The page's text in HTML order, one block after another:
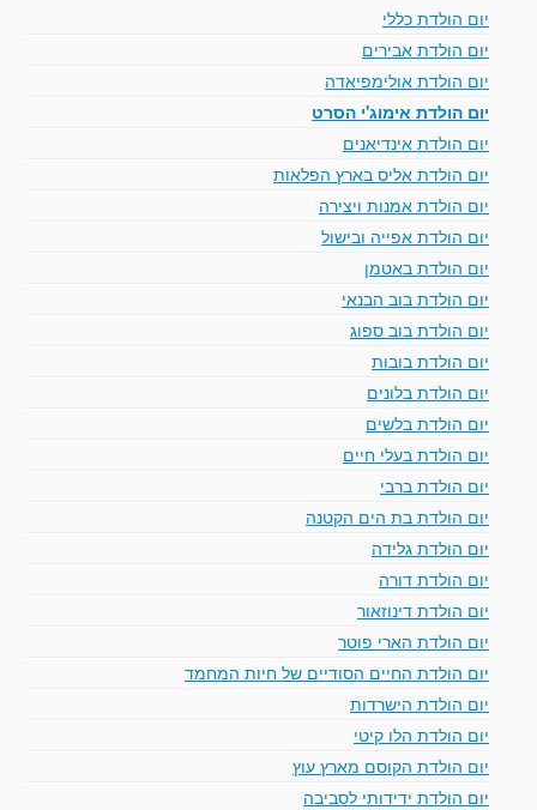
יום הולדת כללי
יום הולדת אבירים
יום הולדת אולימפיאדה
יום הולדת אימוג'י הסרט
יום הולדת אינדיאנים
יום הולדת אליס בארץ הפלאות
יום הולדת אמנות ויצירה
יום הולדת אפייה ובישול
יום הולדת באטמן
יום הולדת בוב הבנאי
יום הולדת בוב ספוג
יום הולדת בובות
יום הולדת בלונים
יום הולדת בלשים
יום הולדת בעלי חיים
יום הולדת ברבי
יום הולדת בת הים הקטנה
יום הולדת גלידה
יום הולדת דורה
יום הולדת דינוזאור
יום הולדת הארי פוטר
יום הולדת החיים הסודיים של חיות המחמד
יום הולדת הישרדות
יום הולדת הלו קיטי
יום הולדת הקוסם מארץ עוץ
יום הולדת ידידותי לסביבה